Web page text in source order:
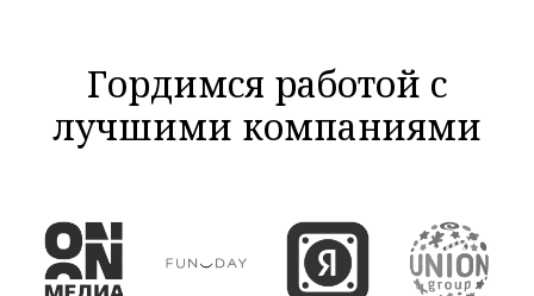
Гордимся работой с
лучшими компаниями